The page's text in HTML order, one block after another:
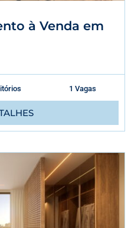
à Venda em
1 Vagas